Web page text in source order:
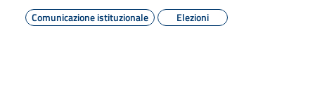
Comunicazione istituzionale
Elezioni